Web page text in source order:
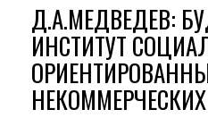
Д.А.МЕДВЕДЕВ:
ИНСТИТУТ